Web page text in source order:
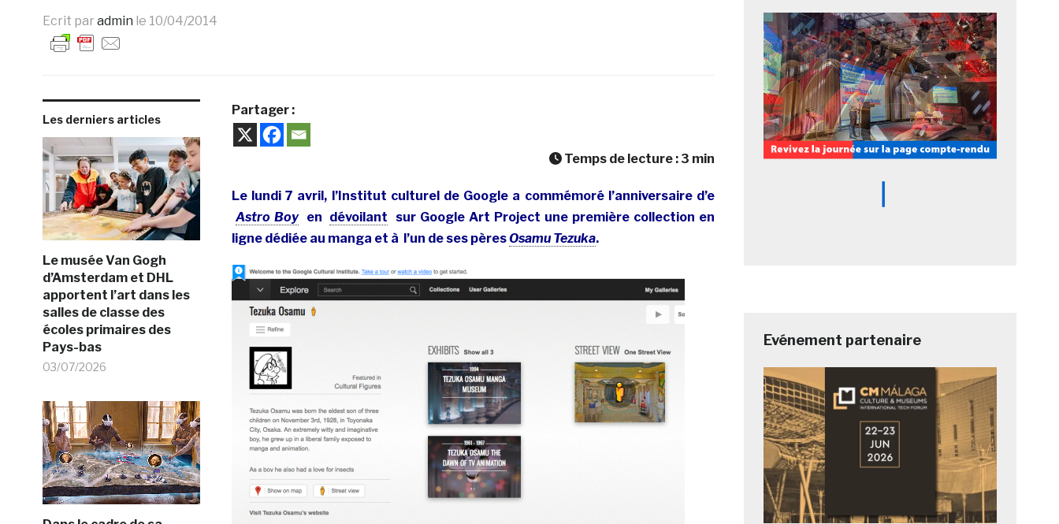
Ecrit par admin le 10/04/2014
Les derniers articles
Le musée Van Gogh
d’Amsterdam et DHL
apportent l’art dans les
salles de classe des
écoles primaires des
Pays-bas
03/07/2026
Partager :
Temps de lecture : 3 min
Le lundi 7 avril, l’Institut culturel de Google a commémoré l’anniversaire d’e
Astro Boyen dévoilant sur Google Art Project une première collection en
ligne dédiée au manga et à l’un de ses pèresOsamu Tezuka.
Evénement partenaire